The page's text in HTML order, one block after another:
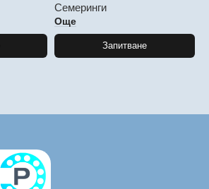
Семеринги
Още
Запитване